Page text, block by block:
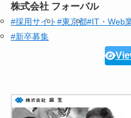
株式会社 フォーバル
#採用サイト#東京都#IT・Web
#新卒募集